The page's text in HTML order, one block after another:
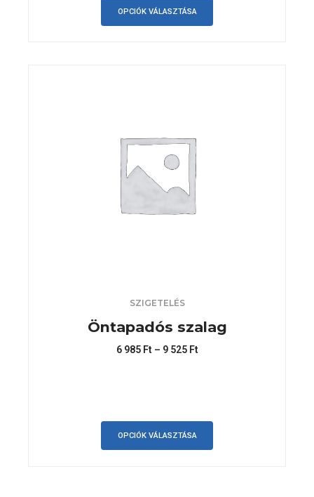
OPCIÓK VÁLASZTÁSA
SZIGETELÉS
Öntapadós szalag
6 985 Ft– 9 525 Ft
OPCIÓK VÁLASZTÁSA